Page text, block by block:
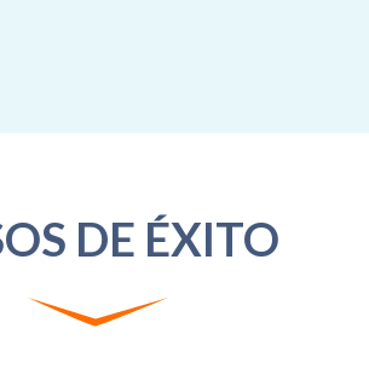
DE ÉXITO